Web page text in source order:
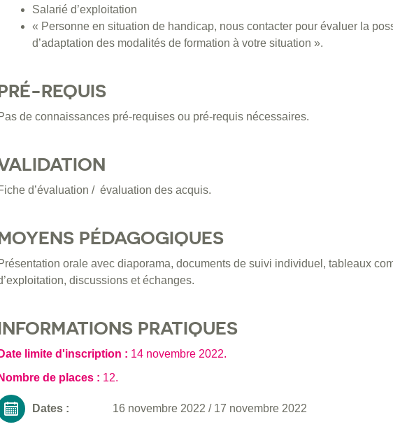
Salarié d’exploitation
« Personne en situation de handicap, nous contacter pour évaluer la
d’adaptation des modalités de formation à votre situation ».
REQUIS
de connaissances pré-requises ou pré-requis nécessaires.
d’évaluation / évaluation des acquis.
PÉDAGOGIQUES
orale avec diaporama, documents de suivi individuel, tableaux
discussions et échanges.
PRATIQUES
Date limite d'inscription : 14 novembre 2022.
Nombre de places : 12.
Dates : 16 novembre 2022 / 17 novembre 2022